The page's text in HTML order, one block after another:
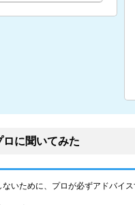
に聞いてみた
いために、プロが必ずアドバイ